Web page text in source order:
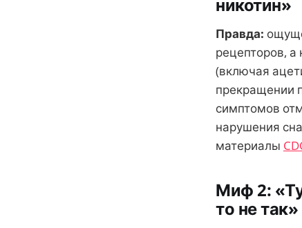
никотин»
Правда:
рецепторов, а
(включая
прекращении
симптомов
нарушения
материалы
Миф 2:
то не так»